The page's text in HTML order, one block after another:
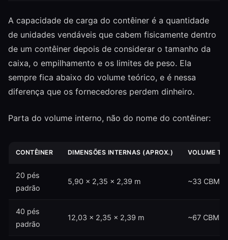
A capacidade de carga do contêiner é a quantidade
de unidades vendáveis que cabem fisicamente dentro
de um contêiner depois de considerar o tamanho da
caixa, o empilhamento e os limites de peso. Ela
sempre fica abaixo do volume teórico, e é nessa
diferença que os fornecedores perdem dinheiro.
Parta do volume interno, não do nome do contêiner:
CONTÊINER DIMENSÕES INTERNAS (APROX.) VOLUME
20 pés
padrão
5,90 × 2,35 × 2,39 m ~33 CBM
40 pés
padrão
12,03 × 2,35 × 2,39 m ~67 CBM